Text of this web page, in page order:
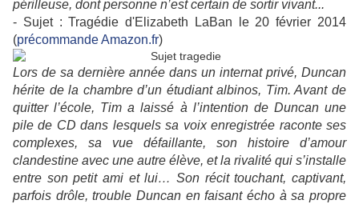
périlleuse, dont personne n’est certain de sortir vivant...
- Sujet : Tragédie d'Elizabeth LaBan le 20 février 2014
(précommande Amazon.fr)
Lors de sa dernière année dans un internat privé, Duncan
hérite de la chambre d’un étudiant albinos, Tim. Avant de
quitter l’école, Tim a laissé à l’intention de Duncan une
pile de CD dans lesquels sa voix enregistrée raconte ses
complexes, sa vue défaillante, son histoire d’amour
clandestine avec une autre élève, et la rivalité qui s’installe
entre son petit ami et lui… Son récit touchant, captivant,
parfois drôle, trouble Duncan en faisant écho à sa propre